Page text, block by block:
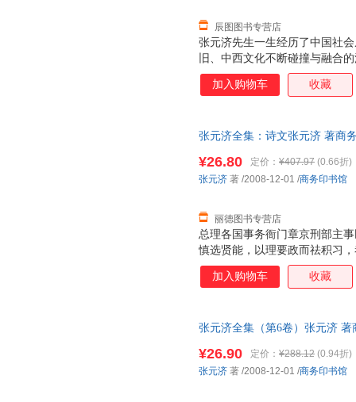
张元济先生一生经历了中国社
旧、中西文化不断碰撞与融合
重身份，但公认以出版家、编
文化教育出版事业，使得商务
明，帮助读者充分了解书信的
性，本书特邀张人凤先生作序
释。本书在编辑过程中充分保
辰图图书专营店
加入购物车 收藏
张元济全集：诗文张元济 著商
总理各国事务衙门章京刑部主
慎选贤能，以理要政而祛积习
谕：“现在裁撤各衙门，业经分
散，现当振兴庶务，规画久远
旨，既日“未便听其闲散”，又
材任使”也。圣意至明，天下共
官充补。臣闻之不胜骇异。
¥26.80 定价： ¥407.97 (0.66折)
丽德图书专营店
张元济 著 /2008-12-01 /商务印书馆
加入购物车 收藏
张元济全集（第6卷）张元济 著
¥26.90 定价： ¥288.12 (0.94折)
张元济 著 /2008-12-01 /商务印书馆